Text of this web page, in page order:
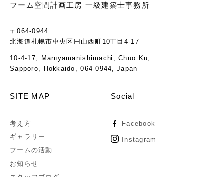
フーム空間計画工房 一級建築士事務所
〒064-0944
北海道札幌市中央区円山西町10丁目4-17
10-4-17, Maruyamanishimachi, Chuo Ku,
Sapporo, Hokkaido, 064-0944, Japan
SITE MAP
考え方
ギャラリー
フームの活動
お知らせ
Social
Facebook
Instagram